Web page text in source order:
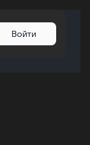
Войти